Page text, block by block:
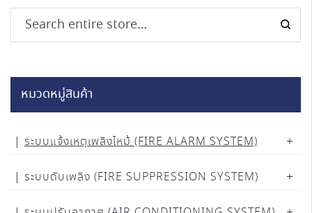
หมวดหมู่สินค้า
ระบบแจ้งเหตุเพลิงไหม้ (FIRE ALARM SYSTEM)
ระบบดับเพลิง (FIRE SUPPRESSION SYSTEM)